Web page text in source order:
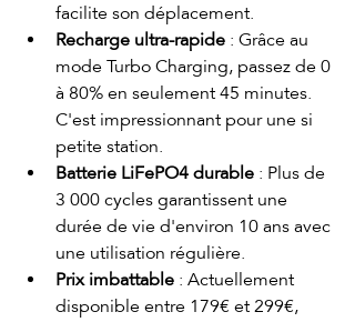
facilite son déplacement.
Recharge ultra-rapide : Grâce au
mode Turbo Charging, passez de 0
à 80% en seulement 45 minutes.
C'est impressionnant pour une si
petite station.
Batterie LiFePO4 durable : Plus de
3 000 cycles garantissent une
durée de vie d'environ 10 ans avec
une utilisation régulière.
Prix imbattable : Actuellement
disponible entre 179€ et 299€,